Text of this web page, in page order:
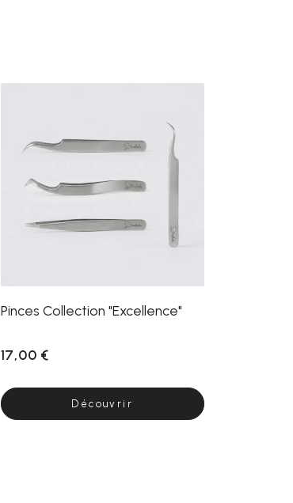
Pinces Collection "Excellence"
17,00 €
Découvrir